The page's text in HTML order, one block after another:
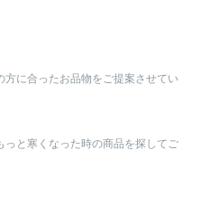
に合ったお品物をご提案させてい
と寒くなった時の商品を探してご